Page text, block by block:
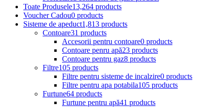
Toate Produsele13,264 products
Voucher Cadou0 products
Sisteme de apeduct1,813 products
Contoare31 products
Accesorii pentru contoare0 products
Contoare penru apă23 products
Contoare pentru gaz8 products
Filtre105 products
Filtre pentru sisteme de incalzire0 products
Filtre pentru apa potabila105 products
Furtune64 products
Furtune pentru apă41 products